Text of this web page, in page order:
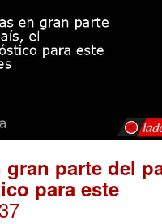
gran parte del
para este